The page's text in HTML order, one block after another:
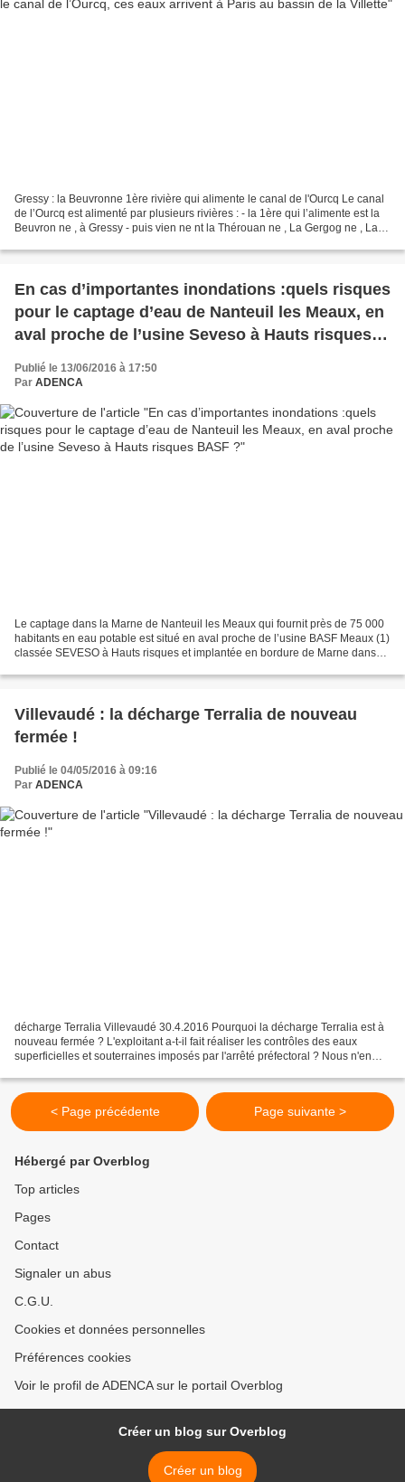
Gressy : la Beuvronne 1ère rivière qui alimente le canal de l'Ourcq Le canal
de l’Ourcq est alimenté par plusieurs rivières : - la 1ère qui l’alimente est la
Beuvron ne , à Gressy - puis vien ne nt la Thérouan ne , La Gergog ne , La
En cas d’importantes inondations :quels risques
pour le captage d’eau de Nanteuil les Meaux, en
aval proche de l’usine Seveso à Hauts risques
Publié le 13/06/2016 à 17:50
Par ADENCA
Le captage dans la Marne de Nanteuil les Meaux qui fournit près de 75 000
habitants en eau potable est situé en aval proche de l’usine BASF Meaux (1)
classée SEVESO à Hauts risques et implantée en bordure de Marne dans
Villevaudé : la décharge Terralia de nouveau
fermée !
Publié le 04/05/2016 à 09:16
Par ADENCA
décharge Terralia Villevaudé 30.4.2016 Pourquoi la décharge Terralia est à
nouveau fermée ? L'exploitant a-t-il fait réaliser les contrôles des eaux
superficielles et souterraines imposés par l'arrêté préfectoral ? Nous n'en
< Page précédente Page suivante >
Hébergé par Overblog
Top articles
Pages
Contact
Signaler un abus
C.G.U.
Cookies et données personnelles
Préférences cookies
Voir le profil de ADENCA sur le portail Overblog
Créer un blog sur Overblog
Créer un blog